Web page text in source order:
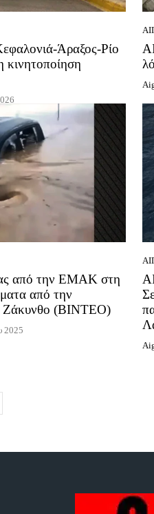
Άραξος-Ρίο
κινητοποίηση
από την ΕΜΑΚ στη
από την
Ζάκυνθο (ΒΙΝΤΕΟ)
2025